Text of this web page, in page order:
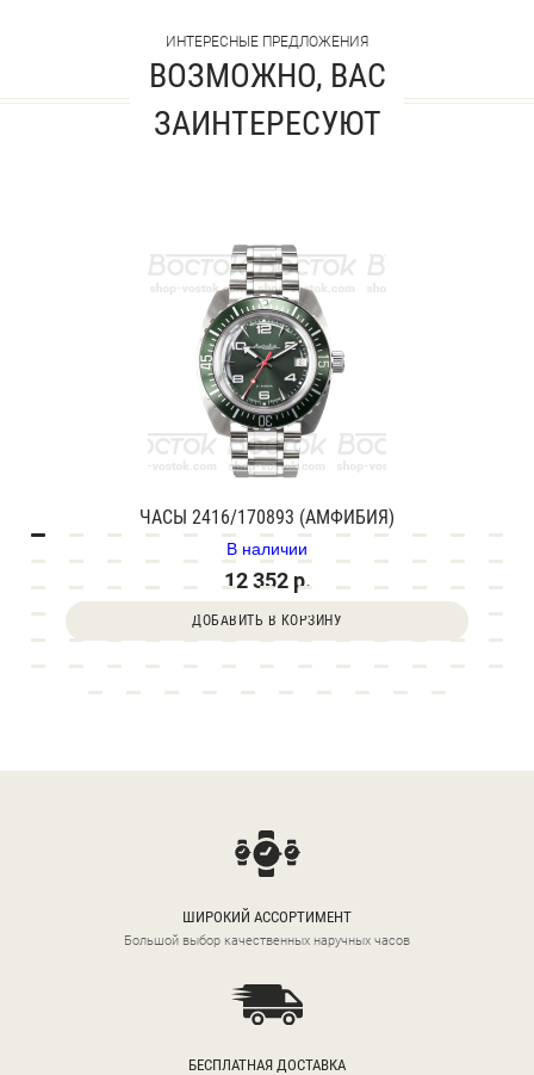
ИНТЕРЕСНЫЕ ПРЕДЛОЖЕНИЯ
ВОЗМОЖНО, ВАС
ЗАИНТЕРЕСУЮТ
ЧАСЫ 2416/170893 (АМФИБИЯ)
В наличии
12 352 р.
ДОБАВИТЬ В КОРЗИНУ
ШИРОКИЙ АССОРТИМЕНТ
Большой выбор качественных наручных часов
БЕСПЛАТНАЯ ДОСТАВКА